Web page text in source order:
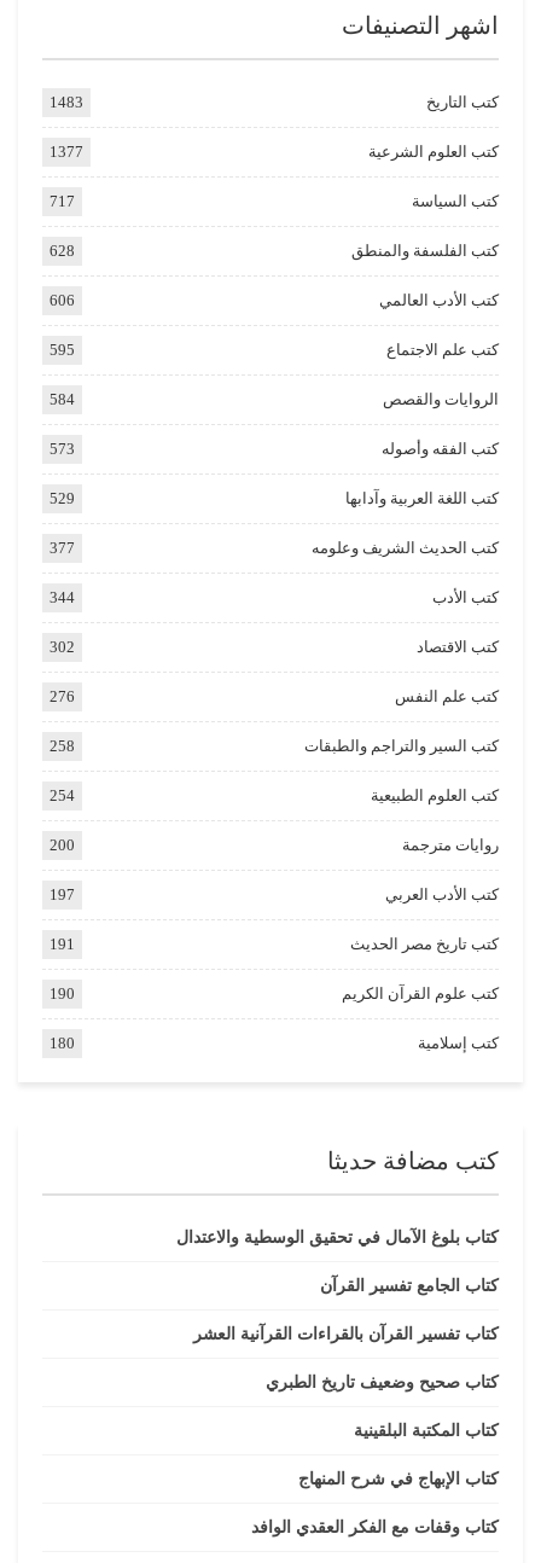
اشهر التصنيفات
كتب التاريخ 1483
كتب العلوم الشرعية 1377
كتب السياسة 717
كتب الفلسفة والمنطق 628
كتب الأدب العالمي 606
كتب علم الاجتماع 595
الروايات والقصص 584
كتب الفقه وأصوله 573
كتب اللغة العربية وآدابها 529
كتب الحديث الشريف وعلومه 377
كتب الأدب 344
كتب الاقتصاد 302
كتب علم النفس 276
كتب السير والتراجم والطبقات 258
كتب العلوم الطبيعية 254
روايات مترجمة 200
كتب الأدب العربي 197
كتب تاريخ مصر الحديث 191
كتب علوم القرآن الكريم 190
كتب إسلامية 180
كتب مضافة حديثا
كتاب بلوغ الآمال في تحقيق الوسطية والاعتدال
كتاب الجامع تفسير القرآن
كتاب تفسير القرآن بالقراءات القرآنية العشر
كتاب صحيح وضعيف تاريخ الطبري
كتاب المكتبة البلقينية
كتاب الإبهاج في شرح المنهاج
كتاب وقفات مع الفكر العقدي الوافد